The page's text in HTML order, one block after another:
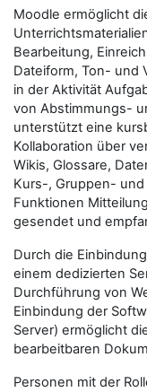
Moodle ermöglicht
Bearbeitung,
Dateiform, Ton- und
in der Aktivität
von Abstimmungs-
unterstützt eine
Kollaboration über
Wikis, Glossare,
Kurs-, Gruppen-
Funktionen
gesendet und
Durch die
einem dedizierten
Durchführung von
Einbindung der
Server) ermöglicht
bearbeitbaren
Personen mit der